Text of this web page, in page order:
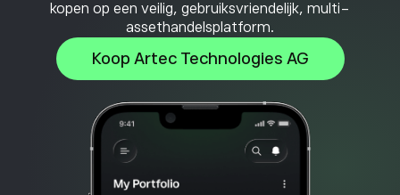
kopen op een veilig, gebruiksvriendelijk, multi-
assethandelsplatform.
Koop Artec Technologies AG